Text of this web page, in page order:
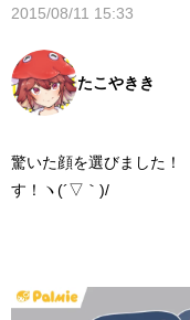
2015/08/11 15:33
たこやきき
驚いた顔を選びました！
す！ヽ(´▽｀)/